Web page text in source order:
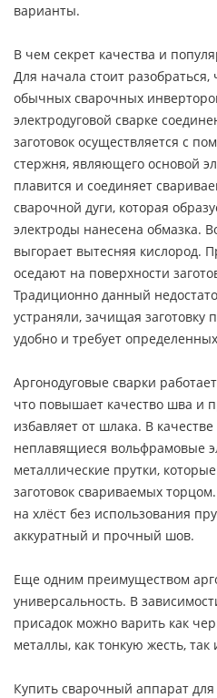
варианты.
В чем секрет качества и
Для начала стоит
обычных сварочных
электродуговой сварке
заготовок осуществляется с
стержня, являющего основой
плавится и соединяет
сварочной дуги, которая
электроды нанесена обмазка.
выгорает вытесняя кислород.
оседают на поверхности
Традиционно данный
устраняли, зачищая заготовку
удобно и требует
Аргонодуговые сварки
что повышает качество шва и
избавляет от шлака. В
неплавящиеся вольфрамовые
металлические прутки,
заготовок свариваемых
на хлёст без использования
аккуратный и прочный шов.
Еще одним преимуществом
универсальность. В
присадок можно варить как
металлы, как тонкую жесть,
Купить сварочный аппарат